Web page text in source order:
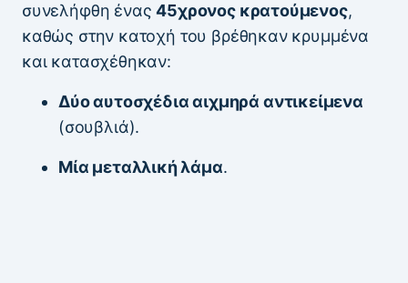
συνελήφθη ένας45χρονος κρατούμενος,
καθώς στην κατοχή του βρέθηκαν κρυμμένα
και κατασχέθηκαν:
Δύο αυτοσχέδια αιχμηρά αντικείμενα
(σουβλιά).
Μία μεταλλική λάμα.